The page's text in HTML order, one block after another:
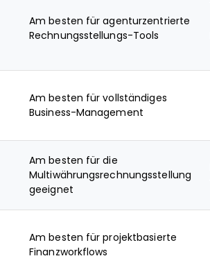
Am besten für agenturzentrierte
Rechnungsstellungs-Tools
Am besten für vollständiges
Business-Management
Am besten für die
Multiwährungsrechnungsstellung
geeignet
Am besten für projektbasierte
Finanzworkflows